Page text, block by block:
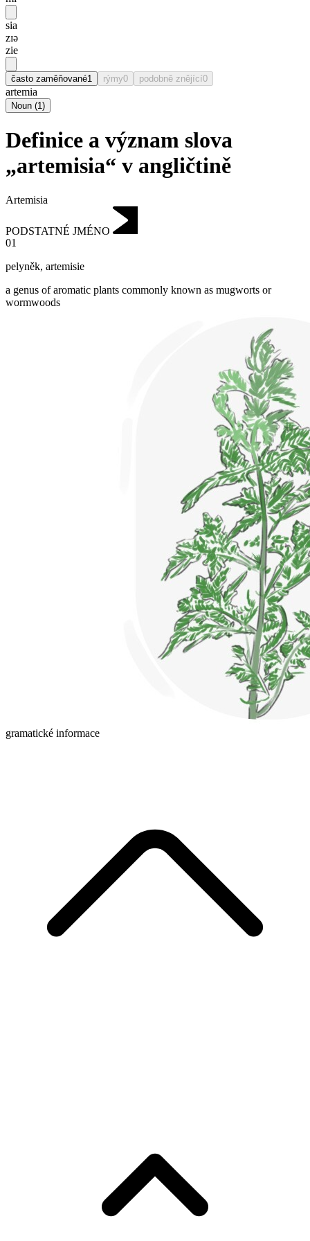
sia
zɪə
zie
často zaměňované1 rýmy0 podobně znějící0
artemia
Noun (1)
Definice a význam slova
„artemisia“ v angličtině
Artemisia
PODSTATNÉ JMÉNO
01
pelyněk, artemisie
a genus of aromatic plants commonly known as mugworts or
wormwoods
gramatické informace